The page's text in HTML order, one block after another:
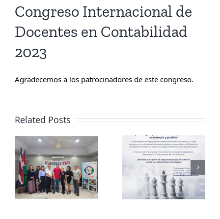
Congreso Internacional de
Docentes en Contabilidad
2023
Agradecemos a los patrocinadores de este congreso.
Related Posts
Club de
Ajedrez
CCPCR
Informa